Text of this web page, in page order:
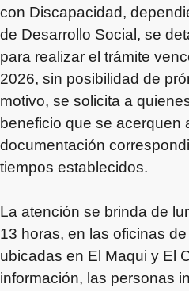
con Discapacidad,
de Desarrollo Social, se
para realizar el trámite
2026, sin posibilidad de
motivo, se solicita a
beneficio que se acerquen
documentación
tiempos establecidos.
La atención se brinda de
13 horas, en las oficinas
ubicadas en El Maqui y El
información, las personas